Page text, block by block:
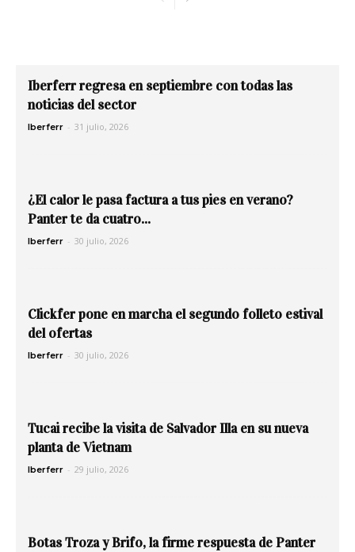
Iberferr regresa en septiembre con todas las
noticias del sector
Iberferr - 31 julio, 2026
¿El calor le pasa factura a tus pies en verano?
Panter te da cuatro...
Iberferr - 30 julio, 2026
Clickfer pone en marcha el segundo folleto estival
del ofertas
Iberferr - 30 julio, 2026
Tucai recibe la visita de Salvador Illa en su nueva
planta de Vietnam
Iberferr - 29 julio, 2026
Botas Troza y Brifo, la firme respuesta de Panter